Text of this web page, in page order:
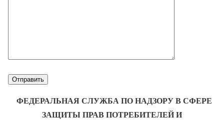
ФЕДЕРАЛЬНАЯ СЛУЖБА ПО НАДЗОРУ В СФЕРЕ
ЗАЩИТЫ ПРАВ ПОТРЕБИТЕЛЕЙ И